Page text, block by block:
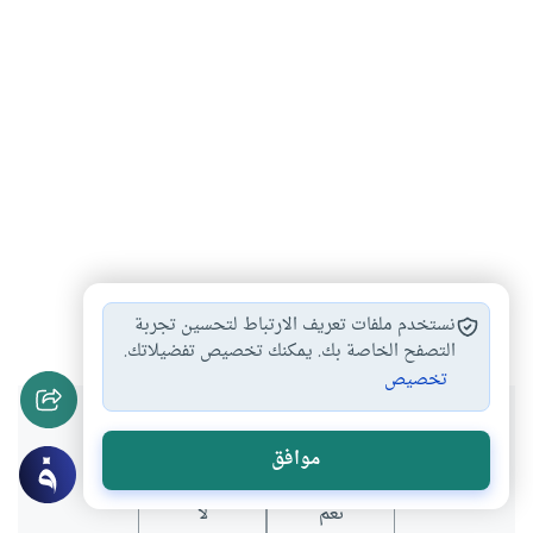
الثقافة
هل انتفعت بهذا المحتوى؟
نعم لا
نستخدم ملفات تعريف الارتباط لتحسين تجربة
التصفح الخاصة بك. يمكنك تخصيص تفضيلاتك.
تخصيص
موافق